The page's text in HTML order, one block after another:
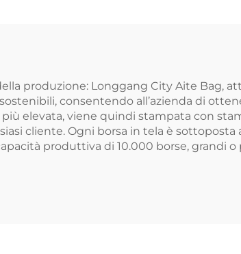
come
produzione: Longgang City Aite Bag,
consentendo all’azienda di
elevata, viene quindi stampata con
cliente. Ogni borsa in tela è sottoposta
produttiva di 10.000 borse, grandi o